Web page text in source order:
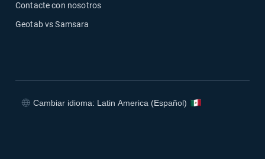
Contacte con nosotros
Geotab vs Samsara
Cambiar idioma: Latin America (Español)